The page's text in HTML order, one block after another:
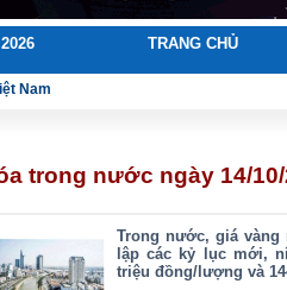
TRANG CHỦ
Nam
trong nước ngày 14/
Trong nước, giá vàng
lập các kỷ lục mới,
triệu đồng/lượng và